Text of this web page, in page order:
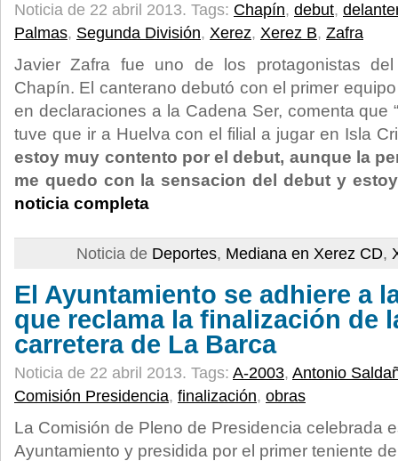
Noticia de 22 abril 2013. Tags: Chapín, debut,
Palmas, Segunda División, Xerez, Xerez B, Zafra
Javier Zafra fue uno de los protagonistas
Chapín. El canterano debutó con el primer
en declaraciones a la Cadena Ser, comenta que
tuve que ir a Huelva con el filial a jugar en Isla
estoy muy contento por el debut, aunque la
me quedo con la sensacion del debut y
noticia completa
Noticia de Deportes, Mediana en Xerez CD,
El Ayuntamiento se adhiere a
que reclama la finalización de
carretera de La Barca
Noticia de 22 abril 2013. Tags: A-2003, Antonio
Comisión Presidencia, finalización, obras
La Comisión de Pleno de Presidencia celebrada
Ayuntamiento y presidida por el primer teniente